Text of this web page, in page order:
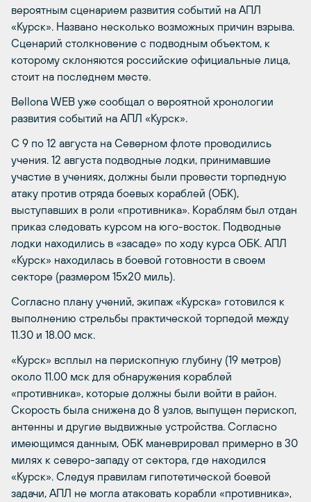
вероятным сценарием развития событий на АПЛ
«Курск». Названо несколько возможных причин взрыва.
Сценарий столкновение с подводным объектом, к
которому склоняются российские официальные лица,
стоит на последнем месте.
Bellona WEB уже сообщал о вероятной хронологии
развития событий на АПЛ «Курск».
С 9 по 12 августа на Северном флоте проводились
учения. 12 августа подводные лодки, принимавшие
участие в учениях, должны были провести торпедную
атаку против отряда боевых кораблей (ОБК),
выступавших в роли «противника». Кораблям был отдан
приказ следовать курсом на юго-восток. Подводные
лодки находились в «засаде» по ходу курса ОБК. АПЛ
«Курск» находилась в боевой готовности в своем
секторе (размером 15х20 миль).
Согласно плану учений, экипаж «Курска» готовился к
выполнению стрельбы практической торпедой между
11.30 и 18.00 мск.
«Курск» всплыл на перископную глубину (19 метров)
около 11.00 мск для обнаружения кораблей
«противника», которые должны были войти в район.
Скорость была снижена до 8 узлов, выпущен перископ,
антенны и другие выдвижные устройства. Согласно
имеющимся данным, ОБК маневрировал примерно в 30
милях к северо-западу от сектора, где находился
«Курск». Следуя правилам гипотетической боевой
задачи, АПЛ не могла атаковать корабли «противника»,